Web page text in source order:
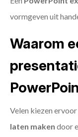
vormgeven uit
Waarom
Velen kiezen ervoor
laten maken door